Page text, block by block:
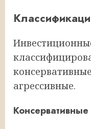
агрессивные.
Консервативные